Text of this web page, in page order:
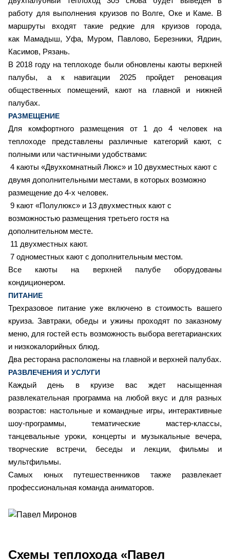
работу для выполнения круизов по Волге, Оке и Каме. В
маршруты входят такие редкие для круизов города,
как Мамадыш, Уфа, Муром, Павлово, Березники, Ядрин,
Касимов, Рязань.
В 2018 году на теплоходе были обновлены каюты верхней
палубы, а к навигации 2025 пройдет реновация
общественных помещений, кают на главной и нижней
палубах.
РАЗМЕЩЕНИЕ
Для комфортного размещения от 1 до 4 человек на
теплоходе представлены различные категорий кают, с
полными или частичными удобствами:
4 каюты «Двухкомнатный Люкс» и 10 двухместных кают с
двумя дополнительными местами, в которых возможно
размещение до 4-х человек.
9 кают «Полулюкс» и 13 двухместных кают с
возможностью размещения третьего гостя на
дополнительном месте.
11 двухместных кают.
7 одноместных кают с дополнительным местом.
Все каюты на верхней палубе оборудованы
кондиционером.
ПИТАНИЕ
Трехразовое питание уже включено в стоимость вашего
круиза. Завтраки, обеды и ужины проходят по заказному
меню, для гостей есть возможность выбора вегетарианских
и низкокалорийных блюд.
Два ресторана расположены на главной и верхней палубах.
РАЗВЛЕЧЕНИЯ И УСЛУГИ
Каждый день в круизе вас ждет насыщенная
развлекательная программа на любой вкус и для разных
возрастов: настольные и командные игры, интерактивные
шоу-программы, тематические мастер-классы,
танцевальные уроки, концерты и музыкальные вечера,
творческие встречи, беседы и лекции, фильмы и
мультфильмы.
Самых юных путешественников также развлекает
профессиональная команда аниматоров.
Схемы теплохода «Павел